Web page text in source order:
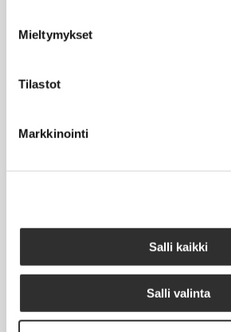
Mieltymykset
Tilastot
Markkinointi
Salli kaikki
Salli valinta
Palkkaus
Työttömyys ja lomautukset
Kesätyöntekijän työehdot ja palkkaus
EDUNVALVONTA